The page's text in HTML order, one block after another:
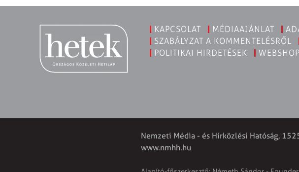
KAPCSOLAT MÉDIAAJÁNLAT
SZABÁLYZAT A KOMMENTELÉSRŐL
POLITIKAI HIRDETÉSEK
Nemzeti Média - és Hírközlési Hatóság,
www.nmhh.hu